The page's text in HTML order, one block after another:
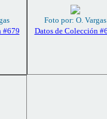
#679
Foto por: O. Vargas
Datos de Colección